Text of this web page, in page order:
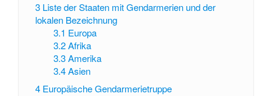
3 Liste der Staaten mit Gendarmerien und der
lokalen Bezeichnung
3.1 Europa
3.2 Afrika
3.3 Amerika
3.4 Asien
4 Europäische Gendarmerietruppe